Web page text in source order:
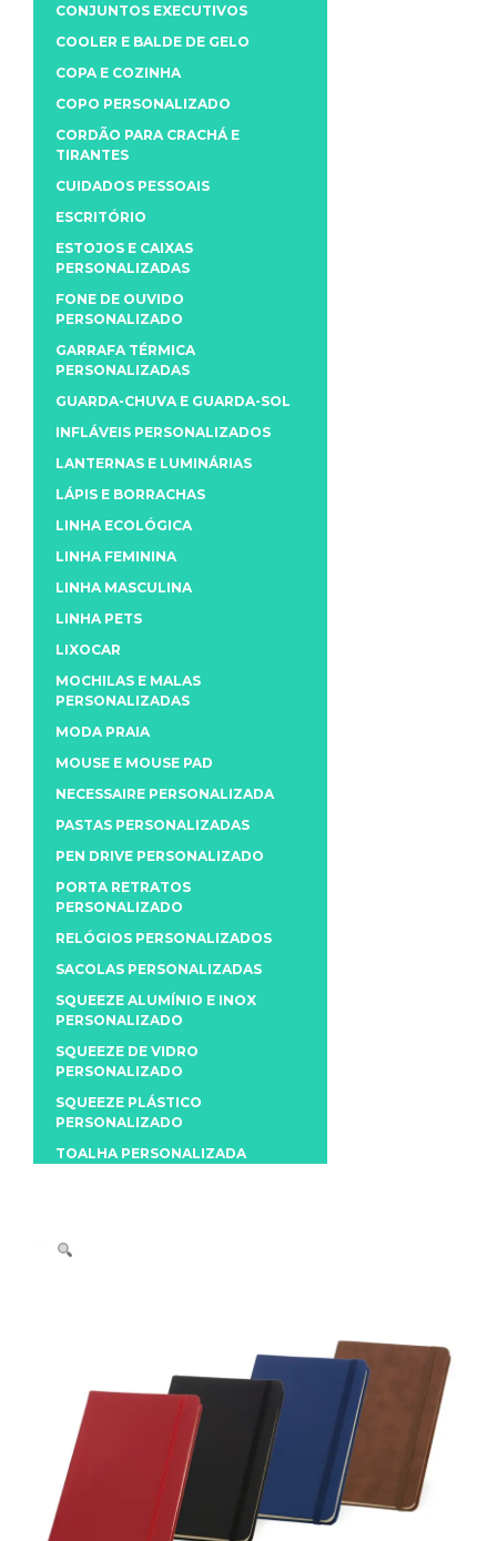
CONJUNTOS EXECUTIVOS
COOLER E BALDE DE GELO
COPA E COZINHA
COPO PERSONALIZADO
CORDÃO PARA CRACHÁ E
TIRANTES
CUIDADOS PESSOAIS
ESCRITÓRIO
ESTOJOS E CAIXAS
PERSONALIZADAS
FONE DE OUVIDO
PERSONALIZADO
GARRAFA TÉRMICA
PERSONALIZADAS
GUARDA-CHUVA E GUARDA-SOL
INFLÁVEIS PERSONALIZADOS
LANTERNAS E LUMINÁRIAS
LÁPIS E BORRACHAS
LINHA ECOLÓGICA
LINHA FEMININA
LINHA MASCULINA
LINHA PETS
LIXOCAR
MOCHILAS E MALAS
PERSONALIZADAS
MODA PRAIA
MOUSE E MOUSE PAD
NECESSAIRE PERSONALIZADA
PASTAS PERSONALIZADAS
PEN DRIVE PERSONALIZADO
PORTA RETRATOS
PERSONALIZADO
RELÓGIOS PERSONALIZADOS
SACOLAS PERSONALIZADAS
SQUEEZE ALUMÍNIO E INOX
PERSONALIZADO
SQUEEZE DE VIDRO
PERSONALIZADO
SQUEEZE PLÁSTICO
PERSONALIZADO
TOALHA PERSONALIZADA